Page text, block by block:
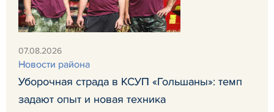
07.08.2026
Новости района
Уборочная страда в КСУП «Гольшаны»: темп
задают опыт и новая техника